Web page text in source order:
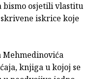
bismo osjetili vlastitu
iskrice koje
Mehmedinovića
knjiga u kojoj se